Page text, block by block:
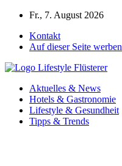
Zum
springen
Fr., 7. August 2026
Kontakt
Auf dieser Seite werben
Aktuelles & News
Hotels & Gastronomie
Lifestyle & Gesundheit
Tipps & Trends